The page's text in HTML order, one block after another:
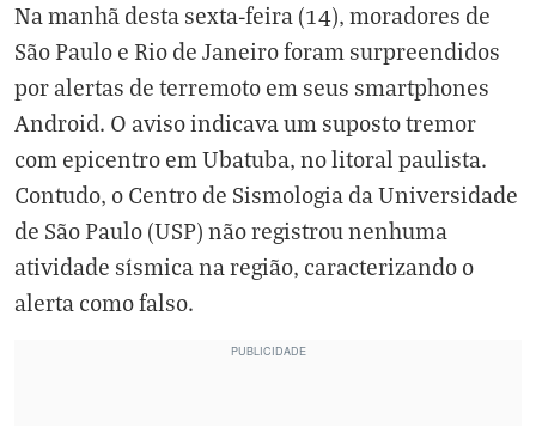
Na manhã desta sexta-feira (14), moradores de
São Paulo e Rio de Janeiro foram surpreendidos
por alertas de terremoto em seus smartphones
Android. O aviso indicava um suposto tremor
com epicentro em Ubatuba, no litoral paulista.
Contudo, o Centro de Sismologia da Universidade
de São Paulo (USP) não registrou nenhuma
atividade sísmica na região, caracterizando o
alerta como falso.